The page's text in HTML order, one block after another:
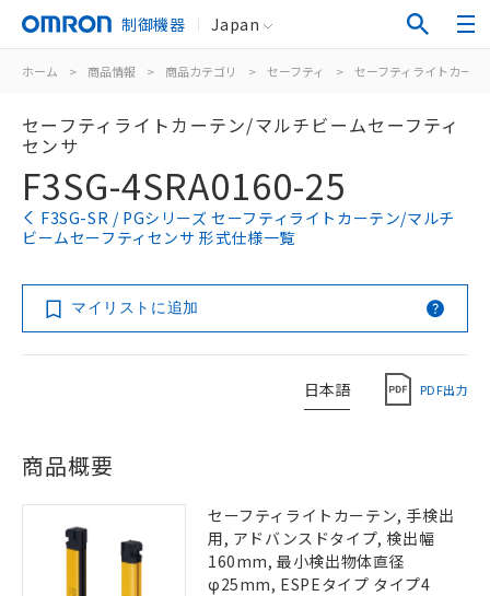
制御機器 Japan
ホーム > 商品情報 > 商品カテゴリ > セーフティ > セーフティライトカー
セーフティライトカーテン/マルチビームセーフティ
センサ
F3SG-4SRA0160-25
F3SG-SR / PGシリーズ セーフティライトカーテン/マルチ
ビームセーフティセンサ 形式仕様一覧
マイリストに追加
日本語 PDF出力
商品概要
セーフティライトカーテン, 手検出
用, アドバンスドタイプ, 検出幅
160mm, 最小検出物体直径
φ25mm, ESPEタイプ タイプ4